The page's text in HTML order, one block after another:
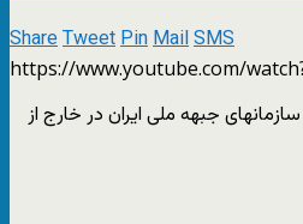
ShareTweetPinMailSMS
https://www.youtube.com/
جبهه ملی ایران در خارج از